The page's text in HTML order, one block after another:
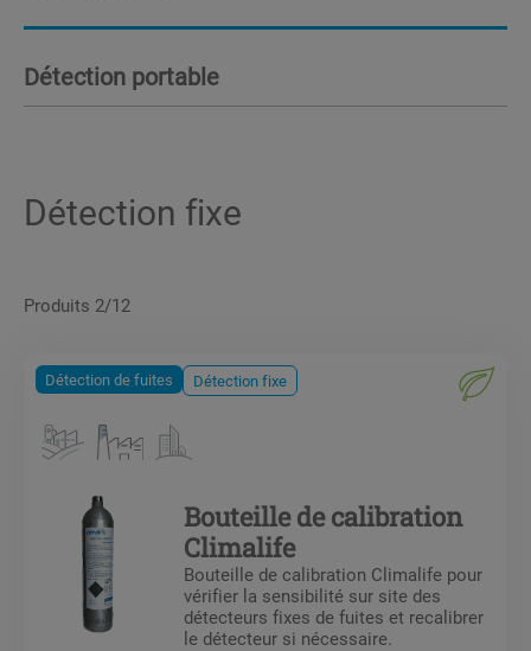
Détection portable
Détection fixe
Produits 2/12
Détection de fuites Détection fixe
Bouteille de calibration
Climalife
Bouteille de calibration Climalife pour
vérifier la sensibilité sur site des
détecteurs fixes de fuites et recalibrer
le détecteur si nécessaire.